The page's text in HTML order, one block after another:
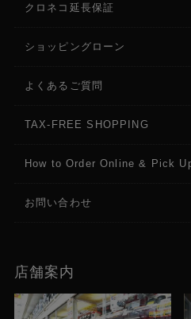
クロネコ延長保証
ショッピングローン
よくあるご質問
TAX-FREE SHOPPING
How to Order Online & Pick
お問い合わせ
店舗案内